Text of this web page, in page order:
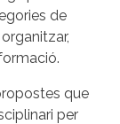
de
que
per